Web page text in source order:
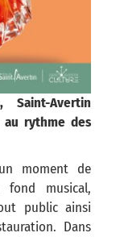
Avertin
rythme des
moment de
musical,
public ainsi
Dans